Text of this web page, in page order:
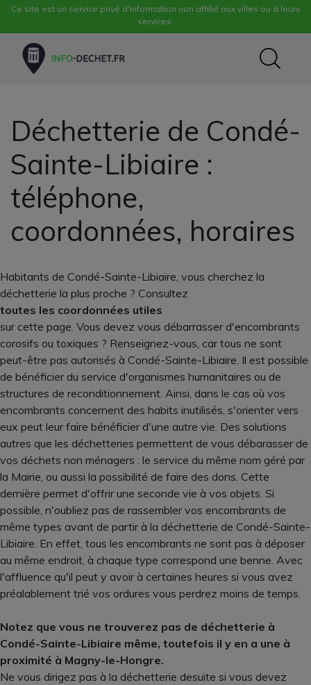
Ce site est un service privé d'information non affilié aux villes ou à leurs
services.
Déchetterie de Condé-
Sainte-Libiaire :
téléphone,
coordonnées, horaires
Habitants de Condé-Sainte-Libiaire, vous cherchez la
déchetterie la plus proche ? Consultez
toutes les coordonnées utiles
sur cette page. Vous devez vous débarrasser d'encombrants
corosifs ou toxiques ? Renseignez-vous, car tous ne sont
peut-être pas autorisés à Condé-Sainte-Libiaire. Il est possible
de bénéficier du service d'organismes humanitaires ou de
structures de reconditionnement. Ainsi, dans le cas où vos
encombrants concernent des habits inutilisés, s'orienter vers
eux peut leur faire bénéficier d'une autre vie. Des solutions
autres que les déchetteries permettent de vous débarasser de
vos déchets non ménagers : le service du même nom géré par
la Mairie, ou aussi la possibilité de faire des dons. Cette
dernière permet d'offrir une seconde vie à vos objets. Si
possible, n'oubliez pas de rassembler vos encombrants de
même types avant de partir à la déchetterie de Condé-Sainte-
Libiaire. En effet, tous les encombrants ne sont pas à déposer
au même endroit, à chaque type correspond une benne. Avec
l'affluence qu'il peut y avoir à certaines heures si vous avez
préalablement trié vos ordures vous perdrez moins de temps.
Notez que vous ne trouverez pas de déchetterie à
Condé-Sainte-Libiaire même, toutefois il y en a une à
proximité à Magny-le-Hongre.
Ne vous dirigez pas à la déchetterie desuite si vous devez